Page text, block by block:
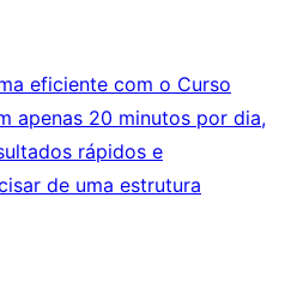
eficiente com o Curso
apenas 20 minutos por dia,
rápidos e
de uma estrutura